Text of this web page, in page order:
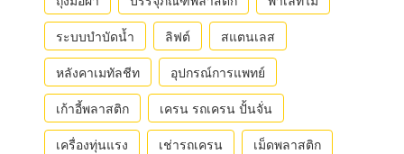
ระบบบำบัดน้ำ
ลิฟต์
สแตนเลส
หลังคาเมทัลชีท
อุปกรณ์การแพทย์
เก้าอี้พลาสติก
เครน รถเครน ปั้นจั่น
เครื่องทุ่นแรง
เช่ารถเครน
เม็ดพลาสติก